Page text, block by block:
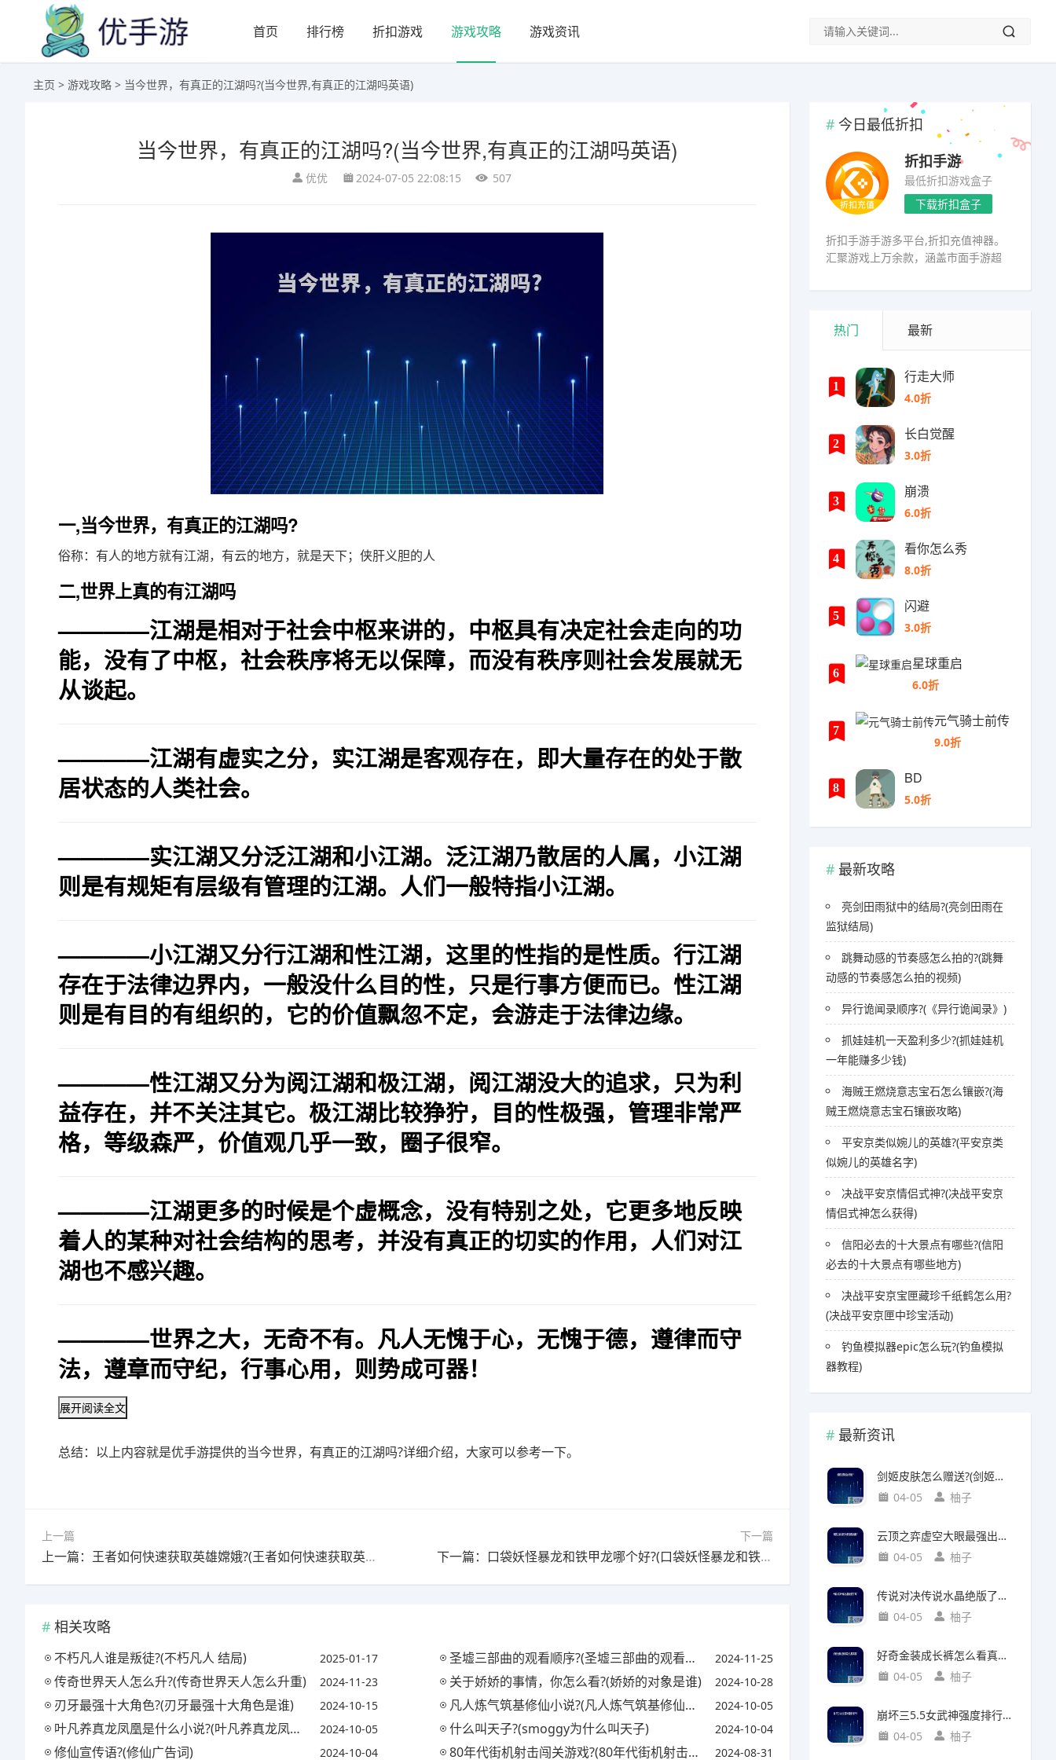
首页 排行榜 折扣游戏 游戏攻略 游戏资讯
主页 > 游戏攻略 > 当今世界，有真正的江湖吗?(当今世界,有真正的江湖吗英语)
当今世界，有真正的江湖吗?(当今世界,有真正的江湖吗英语)
优优 2024-07-05 22:08:15 507
一,当今世界，有真正的江湖吗?
俗称：有人的地方就有江湖，有云的地方，就是天下；侠肝义胆的人
二,世界上真的有江湖吗
————江湖是相对于社会中枢来讲的，中枢具有决定社会走向的功
能，没有了中枢，社会秩序将无以保障，而没有秩序则社会发展就无
从谈起。
————江湖有虚实之分，实江湖是客观存在，即大量存在的处于散
居状态的人类社会。
————实江湖又分泛江湖和小江湖。泛江湖乃散居的人属，小江湖
则是有规矩有层级有管理的江湖。人们一般特指小江湖。
————小江湖又分行江湖和性江湖，这里的性指的是性质。行江湖
存在于法律边界内，一般没什么目的性，只是行事方便而已。性江湖
则是有目的有组织的，它的价值飘忽不定，会游走于法律边缘。
————性江湖又分为阅江湖和极江湖，阅江湖没大的追求，只为利
益存在，并不关注其它。极江湖比较狰狞，目的性极强，管理非常严
格，等级森严，价值观几乎一致，圈子很窄。
————江湖更多的时候是个虚概念，没有特别之处，它更多地反映
着人的某种对社会结构的思考，并没有真正的切实的作用，人们对江
湖也不感兴趣。
————世界之大，无奇不有。凡人无愧于心，无愧于德，遵律而守
法，遵章而守纪，行事心用，则势成可器！
展开阅读全文
总结：以上内容就是优手游提供的当今世界，有真正的江湖吗?详细介绍，大家可以参考一下。
上一篇
上一篇：王者如何快速获取英雄嫦娥?(王者如何快速获取英雄嫦娥技能)
下一篇
下一篇：口袋妖怪暴龙和铁甲龙哪个好?(口袋妖怪暴龙和铁甲龙哪个好打)
相关攻略
不朽凡人谁是叛徒?(不朽凡人 结局) 2025-01-17 圣墟三部曲的观看顺序?(圣墟三部曲的观看顺序是) 2024-11-25
传奇世界天人怎么升?(传奇世界天人怎么升重) 2024-11-23 关于娇娇的事情，你怎么看?(娇娇的对象是谁) 2024-10-28
刃牙最强十大角色?(刃牙最强十大角色是谁) 2024-10-15 凡人炼气筑基修仙小说?(凡人炼气筑基修仙小说下载) 2024-10-05
叶凡养真龙凤凰是什么小说?(叶凡养真龙凤凰是什么小说里的) 2024-10-05 什么叫天子?(smoggy为什么叫天子) 2024-10-04
修仙宣传语?(修仙广告词) 2024-10-04 80年代街机射击闯关游戏?(80年代街机射击闯关游戏大全) 2024-08-31
今日最低折扣
折扣手游
最低折扣游戏盒子
下载折扣盒子
折扣手游手游多平台,折扣充值神器。
汇聚游戏上万余款，涵盖市面手游超
热门 最新
1
行走大师
4.0折
2
长白觉醒
3.0折
3
崩溃
6.0折
4
看你怎么秀
8.0折
5
闪避
3.0折
6
星球重启
6.0折
7
元气骑士前传
9.0折
8
BD
5.0折
最新攻略
亮剑田雨狱中的结局?(亮剑田雨在
监狱结局)
跳舞动感的节奏感怎么拍的?(跳舞
动感的节奏感怎么拍的视频)
异行诡闻录顺序?(《异行诡闻录》)
抓娃娃机一天盈利多少?(抓娃娃机
一年能赚多少钱)
海贼王燃烧意志宝石怎么镶嵌?(海
贼王燃烧意志宝石镶嵌攻略)
平安京类似婉儿的英雄?(平安京类
似婉儿的英雄名字)
决战平安京情侣式神?(决战平安京
情侣式神怎么获得)
信阳必去的十大景点有哪些?(信阳
必去的十大景点有哪些地方)
决战平安京宝匣藏珍千纸鹤怎么用?
(决战平安京匣中珍宝活动)
钓鱼模拟器epic怎么玩?(钓鱼模拟
器教程)
最新资讯
剑姬皮肤怎么赠送?(剑姬皮肤怎么赠送给别人)
04-05
柚子
云顶之弈虚空大眼最强出装?(云顶之弈虚空之眼出装)
04-05
柚子
传说对决传说水晶绝版了吗?(传说对决 传说水晶)
04-05
柚子
好奇金装成长裤怎么看真假?(好奇金装成长裤怎么看真假鉴别)
04-05
柚子
崩坏三5.5女武神强度排行?(崩坏三5.2女武神强度)
04-05
柚子